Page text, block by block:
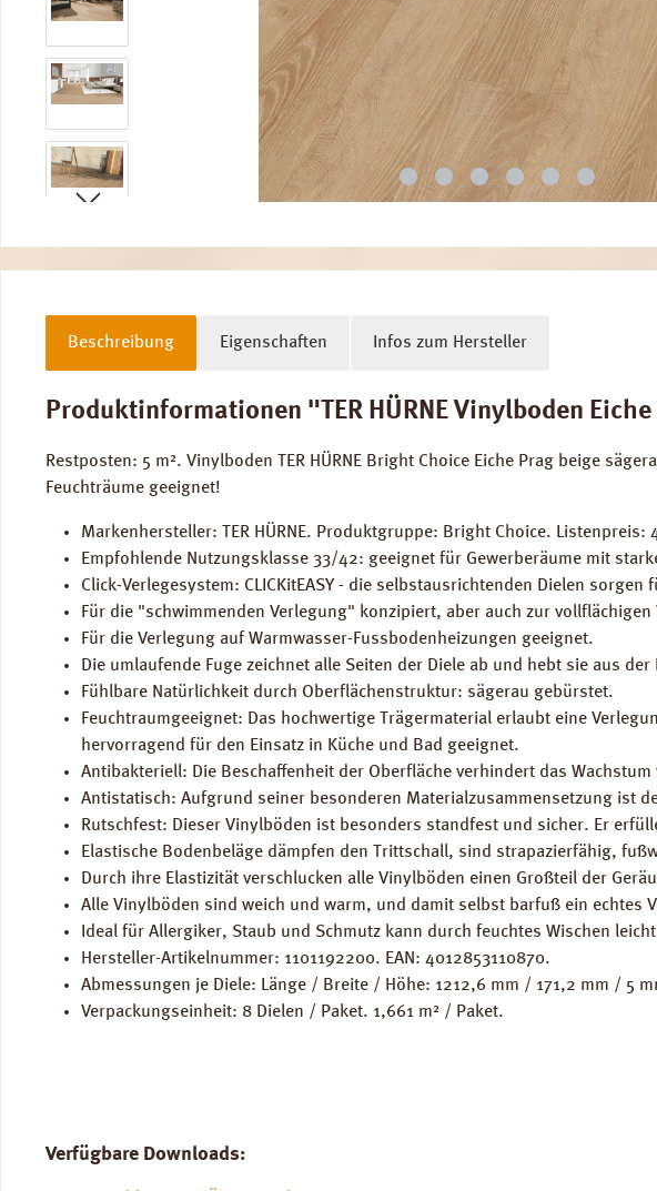
Beschreibung Eigenschaften Infos zum Hersteller
Produktinformationen "TER HÜRNE Vinylboden
Restposten: 5 m². Vinylboden TER HÜRNE Bright Choice Eiche Prag beige
Feuchträume geeignet!
Markenhersteller: TER HÜRNE. Produktgruppe: Bright Choice. Listenpreis:
Empfohlende Nutzungsklasse 33/42: geeignet für Gewerberäume mit
Click-Verlegesystem: CLICKitEASY - die selbstausrichtenden Dielen
Für die "schwimmenden Verlegung" konzipiert, aber auch zur vollflächigen
Für die Verlegung auf Warmwasser-Fussbodenheizungen geeignet.
Die umlaufende Fuge zeichnet alle Seiten der Diele ab und hebt sie aus der
Fühlbare Natürlichkeit durch Oberflächenstruktur: sägerau gebürstet.
Feuchtraumgeeignet: Das hochwertige Trägermaterial erlaubt eine
hervorragend für den Einsatz in Küche und Bad geeignet.
Antibakteriell: Die Beschaffenheit der Oberfläche verhindert das
Antistatisch: Aufgrund seiner besonderen Materialzusammensetzung ist
Rutschfest: Dieser Vinylböden ist besonders standfest und sicher. Er
Elastische Bodenbeläge dämpfen den Trittschall, sind strapazierfähig,
Durch ihre Elastizität verschlucken alle Vinylböden einen Großteil der
Alle Vinylböden sind weich und warm, und damit selbst barfuß ein echtes
Ideal für Allergiker, Staub und Schmutz kann durch feuchtes Wischen
Hersteller-Artikelnummer: 1101192200. EAN: 4012853110870.
Abmessungen je Diele: Länge / Breite / Höhe: 1212,6 mm / 171,2 mm / 5
Verpackungseinheit: 8 Dielen / Paket. 1,661 m² / Paket.
Verfügbare Downloads: